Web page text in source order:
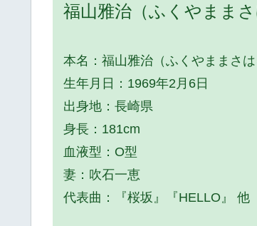
福山雅治（ふくやままさ
本名：福山雅治（ふくやままさは
生年月日：1969年2月6日
出身地：長崎県
身長：181cm
血液型：O型
妻：吹石一恵
代表曲：『桜坂』『HELLO』 他